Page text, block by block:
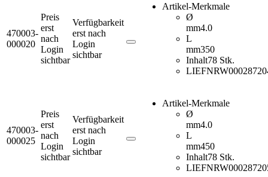
470003-
000020
Preis
erst
nach
Login
sichtbar
Verfügbarkeit
erst nach
Login
sichtbar
Artikel-Merkmale
Ø
mm4.0
L
mm350
Inhalt78 Stk.
LIEFNR
470003-
000025
Preis
erst
nach
Login
sichtbar
Verfügbarkeit
erst nach
Login
sichtbar
Artikel-Merkmale
Ø
mm4.0
L
mm450
Inhalt78 Stk.
LIEFNR